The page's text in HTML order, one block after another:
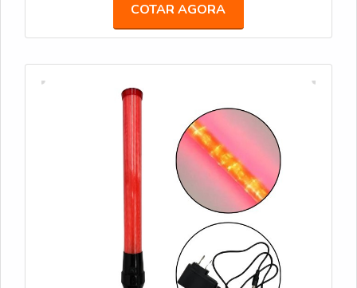
sustentável para áreas de obras e controle de
tráfego. Bastão com Lanterna: Com LED integrado e
baixa visibilidade.
COTAR AGORA